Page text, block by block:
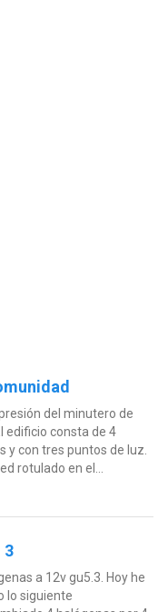
del minutero de
edificio consta de 4
y con tres puntos de luz.
rotulado en el...
3
a 12v gu5.3. Hoy he
lo siguiente